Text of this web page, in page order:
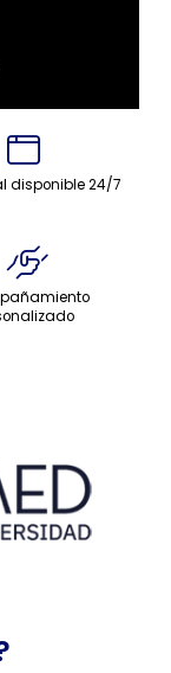
disponible 24/7